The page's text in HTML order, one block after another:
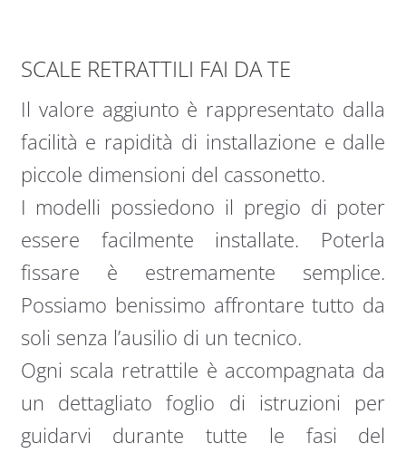
SCALE RETRATTILI FAI DA TE
Il valore aggiunto è rappresentato dalla
facilità e rapidità di installazione e dalle
piccole dimensioni del cassonetto.
I modelli possiedono il pregio di poter
essere facilmente installate. Poterla
fissare è estremamente semplice.
Possiamo benissimo affrontare tutto da
soli senza l’ausilio di un tecnico.
Ogni scala retrattile è accompagnata da
un dettagliato foglio di istruzioni per
guidarvi durante tutte le fasi del